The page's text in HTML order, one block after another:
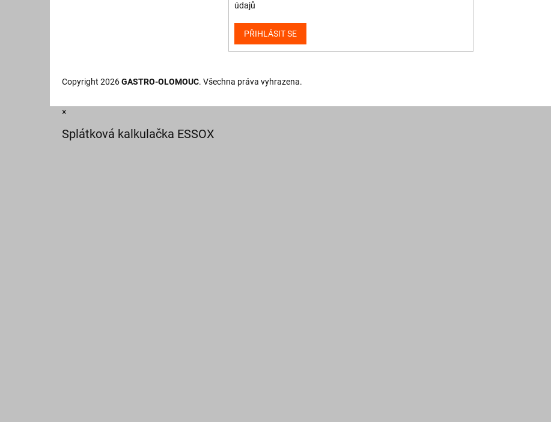
údajů
PŘIHLÁSIT SE
Copyright 2026GASTRO-OLOMOUC. Všechna práva vyhrazena.
×
Splátková kalkulačka ESSOX